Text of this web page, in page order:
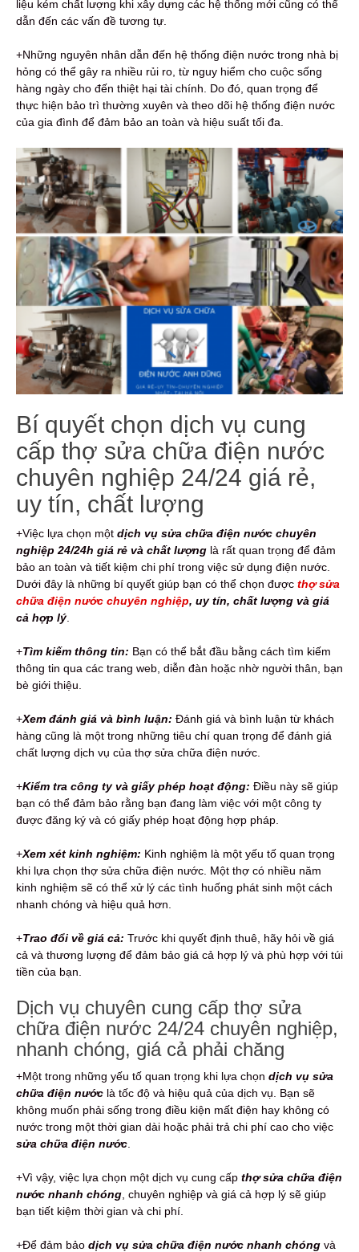
liệu kém chất lượng khi xây dựng các hệ thống mới cũng có thể
dẫn đến các vấn đề tương tự.
+Những nguyên nhân dẫn đến hệ thống điện nước trong nhà bị
hỏng có thể gây ra nhiều rủi ro, từ nguy hiểm cho cuộc sống
hàng ngày cho đến thiệt hại tài chính. Do đó, quan trọng để
thực hiện bảo trì thường xuyên và theo dõi hệ thống điện nước
của gia đình để đảm bảo an toàn và hiệu suất tối đa.
Bí quyết chọn dịch vụ cung
cấp thợ sửa chữa điện nước
chuyên nghiệp 24/24 giá rẻ,
uy tín, chất lượng
+Việc lựa chọn một dịch vụ sửa chữa điện nước chuyên
nghiệp 24/24h giá rẻ và chất lượng là rất quan trọng để đảm
bảo an toàn và tiết kiệm chi phí trong việc sử dụng điện nước.
Dưới đây là những bí quyết giúp bạn có thể chọn được thợ sửa
chữa điện nước chuyên nghiệp, uy tín, chất lượng và giá
cả hợp lý.
+Tìm kiếm thông tin: Bạn có thể bắt đầu bằng cách tìm kiếm
thông tin qua các trang web, diễn đàn hoặc nhờ người thân, bạn
bè giới thiệu.
+Xem đánh giá và bình luận: Đánh giá và bình luận từ khách
hàng cũng là một trong những tiêu chí quan trọng để đánh giá
chất lượng dịch vụ của thợ sửa chữa điện nước.
+Kiểm tra công ty và giấy phép hoạt động: Điều này sẽ giúp
bạn có thể đảm bảo rằng bạn đang làm việc với một công ty
được đăng ký và có giấy phép hoạt động hợp pháp.
+Xem xét kinh nghiệm: Kinh nghiệm là một yếu tố quan trọng
khi lựa chọn thợ sửa chữa điện nước. Một thợ có nhiều năm
kinh nghiệm sẽ có thể xử lý các tình huống phát sinh một cách
nhanh chóng và hiệu quả hơn.
+Trao đổi về giá cả: Trước khi quyết định thuê, hãy hỏi về giá
cả và thương lượng để đảm bảo giá cả hợp lý và phù hợp với túi
tiền của bạn.
Dịch vụ chuyên cung cấp thợ sửa
chữa điện nước 24/24 chuyên nghiệp,
nhanh chóng, giá cả phải chăng
+Một trong những yếu tố quan trọng khi lựa chọn dịch vụ sửa
chữa điện nước là tốc độ và hiệu quả của dịch vụ. Bạn sẽ
không muốn phải sống trong điều kiện mất điện hay không có
nước trong một thời gian dài hoặc phải trả chi phí cao cho việc
sửa chữa điện nước.
+Vì vậy, việc lựa chọn một dịch vụ cung cấp thợ sửa chữa điện
nước nhanh chóng, chuyên nghiệp và giá cả hợp lý sẽ giúp
bạn tiết kiệm thời gian và chi phí.
+Để đảm bảo dịch vụ sửa chữa điện nước nhanh chóng và